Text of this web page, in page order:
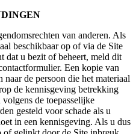
van anderen. Als
beschikbaar op of via de Site
dat u bezit of beheert, meld dit
Een kopie van
de persoon die het materiaal
de kennisgeving betrekking
de toepasselijke
gesteld voor schade als u
in een kennisgeving. Als u dus